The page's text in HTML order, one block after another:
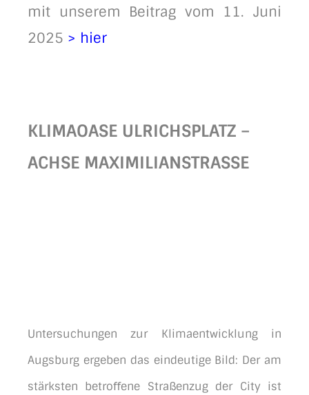
mit unserem Beitrag vom 11. Juni
2025 > hier
KLIMAOASE ULRICHSPLATZ –
ACHSE MAXIMILIANSTRASSE
Untersuchungen zur Klimaentwicklung in
Augsburg ergeben das eindeutige Bild: Der am
stärksten betroﬀene Straßenzug der City ist